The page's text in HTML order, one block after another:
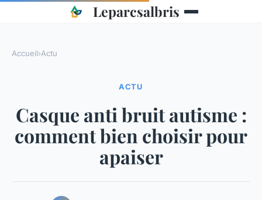
Leparcsalbris
Accueil›Actu
ACTU
Casque anti bruit autisme :
comment bien choisir pour
apaiser